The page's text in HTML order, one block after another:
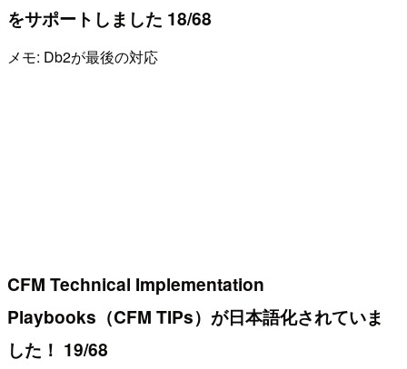
をサポートしました 18/68
メモ: Db2が最後の対応
CFM Technical Implementation
Playbooks（CFM TIPs）が日本語化されていま
した！ 19/68